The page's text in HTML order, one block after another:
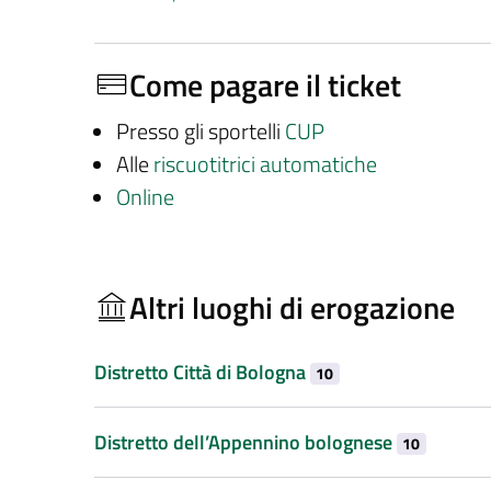
Come pagare il ticket
Presso gli sportelli CUP
Alleriscuotitrici automatiche
Online
Altri luoghi di erogazione
Distretto Città di Bologna 10
Distretto dell’Appennino bolognese 10